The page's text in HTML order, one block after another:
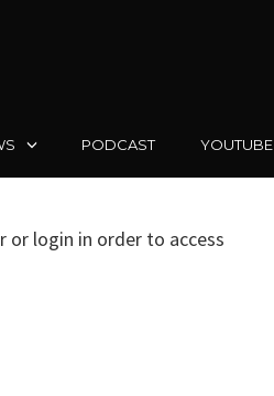
PODCAST YOUTUBE
or login in order to access